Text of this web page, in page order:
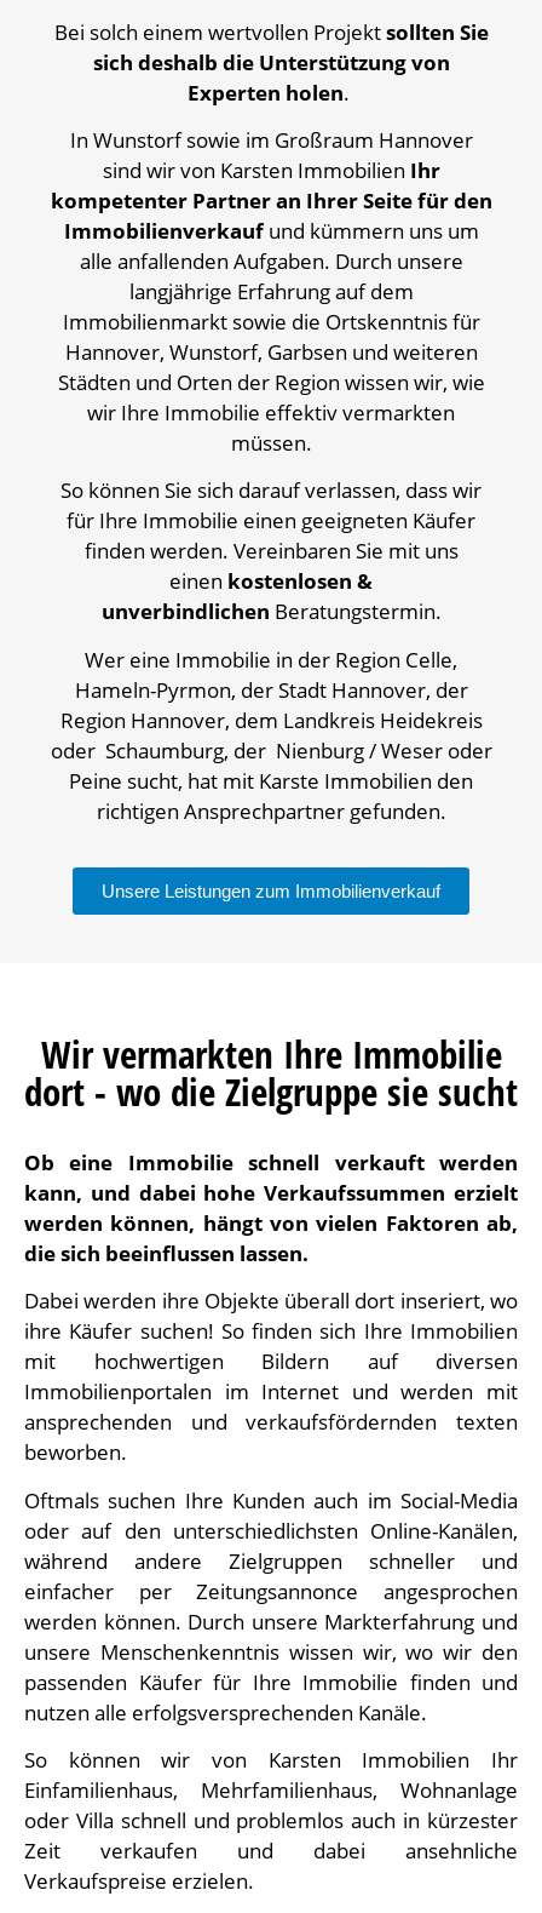
Bei solch einem wertvollen Projektsollten Sie
sich deshalb die Unterstützung von
Experten holen.
In Wunstorf sowie im Großraum Hannover
sind wir von Karsten Immobilien Ihr
kompetenter Partner an Ihrer Seite für den
Immobilienverkaufund kümmern uns um
alle anfallenden Aufgaben. Durch unsere
langjährige Erfahrung auf dem
Immobilienmarkt sowie die Ortskenntnis für
Hannover, Wunstorf, Garbsen und weiteren
Städten und Orten der Region wissen wir, wie
wir Ihre Immobilie effektiv vermarkten
müssen.
So können Sie sich darauf verlassen, dass wir
für Ihre Immobilie einen geeigneten Käufer
finden werden. Vereinbaren Sie mit uns
einen kostenlosen &
unverbindlichen Beratungstermin.
Wer eine Immobilie in der Region Celle,
Hameln-Pyrmon, der Stadt Hannover, der
Region Hannover, dem Landkreis Heidekreis
oder Schaumburg, der Nienburg / Weser oder
Peine sucht, hat mit Karste Immobilien den
richtigen Ansprechpartner gefunden.
Unsere Leistungen zum Immobilienverkauf
Wir vermarkten Ihre Immobilie
dort - wo die Zielgruppe sie sucht
Ob eine Immobilie schnell verkauft werden
kann, und dabei hohe Verkaufssummen erzielt
werden können, hängt von vielen Faktoren ab,
die sich beeinflussen lassen.
Dabei werden ihre Objekte überall dort inseriert, wo
ihre Käufer suchen! So finden sich Ihre Immobilien
mit hochwertigen Bildern auf diversen
Immobilienportalen im Internet und werden mit
ansprechenden und verkaufsfördernden texten
beworben.
Oftmals suchen Ihre Kunden auch im Social-Media
oder auf den unterschiedlichsten Online-Kanälen,
während andere Zielgruppen schneller und
einfacher per Zeitungsannonce angesprochen
werden können. Durch unsere Markterfahrung und
unsere Menschenkenntnis wissen wir, wo wir den
passenden Käufer für Ihre Immobilie finden und
nutzen alle erfolgsversprechenden Kanäle.
So können wir von Karsten Immobilien Ihr
Einfamilienhaus, Mehrfamilienhaus, Wohnanlage
oder Villa schnell und problemlos auch in kürzester
Zeit verkaufen und dabei ansehnliche
Verkaufspreise erzielen.